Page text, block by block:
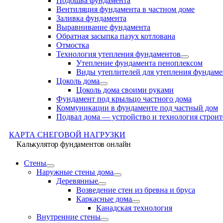
Вентиляция фундамента в частном доме
Заливка фундамента
Выравнивание фундамента
Обратная засыпка пазух котлована
Отмостка
Технология утепления фундаментов
Утепление фундамента пеноплексом
Виды утеплителей для утепления
Цоколь дома
Цоколь дома своими руками
Фундамент под крыльцо частного дома
Коммуникации в фундаменте под частный дом
Подвал дома — устройство и технология
КАРТА СНЕГОВОЙ НАГРУЗКИ
Калькулятор фундаментов онлайн
Стены
Наружные стены дома
Деревянные
Возведение стен из бревна и бруса
Каркасные дома
Канадская технология
Внутренние стены